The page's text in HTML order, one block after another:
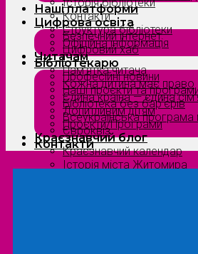
Контакти
Структура бібліотеки
Офіційна інформація
Читачам
Пам’ятка читача
Кожна дитина має право
Єдина країна — єдина
Допитливим дітям
Проєкти/Програми
Краєзнавчий блог
Краєзнавчий календар
Історія міста Житомира
Наші платформи
Цифрова освіта
Безпечний інтернет
Цифровий хаб
Бібліотекарю
Професійні новини
Наші проєкти та
Бібліотека без бар’єрів
Всеукраїнська програма
Євроквіз
Контакти